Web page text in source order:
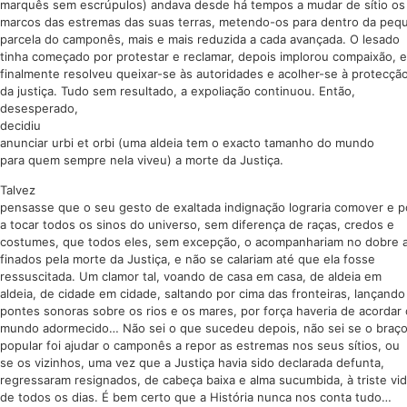
marquês sem escrúpulos) andava desde há tempos a mudar de sítio os
marcos das estremas das suas terras, metendo-os para dentro da
parcela do camponês, mais e mais reduzida a cada avançada. O lesado
tinha começado por protestar e reclamar, depois implorou compaixão, e
finalmente resolveu queixar-se às autoridades e acolher-se à protecção
da justiça. Tudo sem resultado, a expoliação continuou. Então,
desesperado,
decidiu
anunciar urbi et orbi (uma aldeia tem o exacto tamanho do mundo
para quem sempre nela viveu) a morte da Justiça.
Talvez
pensasse que o seu gesto de exaltada indignação lograria comover e
a tocar todos os sinos do universo, sem diferença de raças, credos e
costumes, que todos eles, sem excepção, o acompanhariam no dobre
finados pela morte da Justiça, e não se calariam até que ela fosse
ressuscitada. Um clamor tal, voando de casa em casa, de aldeia em
aldeia, de cidade em cidade, saltando por cima das fronteiras, lançando
pontes sonoras sobre os rios e os mares, por força haveria de acordar
mundo adormecido… Não sei o que sucedeu depois, não sei se o braço
popular foi ajudar o camponês a repor as estremas nos seus sítios, ou
se os vizinhos, uma vez que a Justiça havia sido declarada defunta,
regressaram resignados, de cabeça baixa e alma sucumbida, à triste
de todos os dias. É bem certo que a História nunca nos conta tudo…